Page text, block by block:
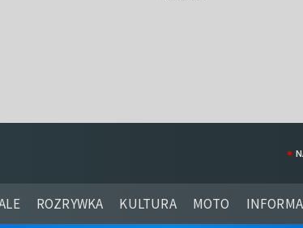
ROZRYWKA KULTURA MOTO